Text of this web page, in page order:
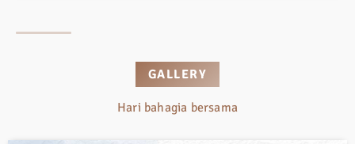
GALLERY
Hari bahagia bersama